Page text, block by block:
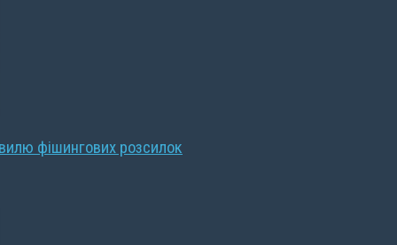
фішингових розсилок